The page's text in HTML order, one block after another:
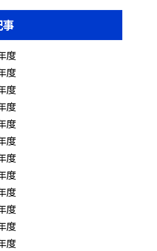
度
度
度
度
度
度
度
度
度
度
度
度